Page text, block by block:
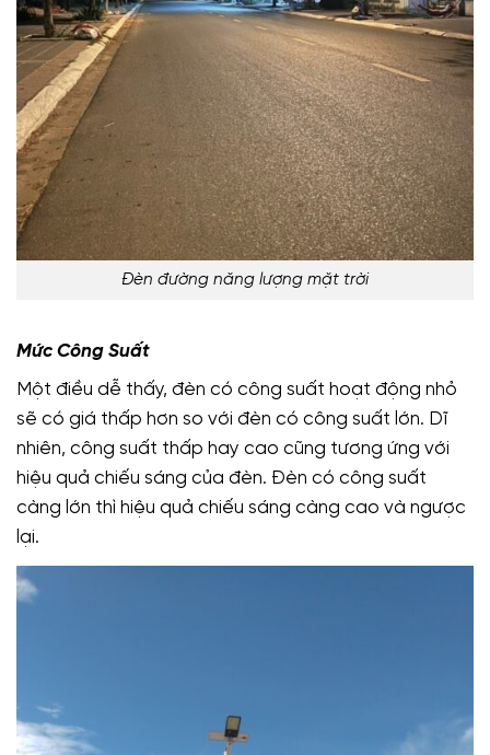
Đèn đường năng lượng mặt trời
Mức Công Suất
Một điều dễ thấy, đèn có công suất hoạt động nhỏ
sẽ có giá thấp hơn so với đèn có công suất lớn. Dĩ
nhiên, công suất thấp hay cao cũng tương ứng với
hiệu quả chiếu sáng của đèn. Đèn có công suất
càng lớn thì hiệu quả chiếu sáng càng cao và ngược
lại.